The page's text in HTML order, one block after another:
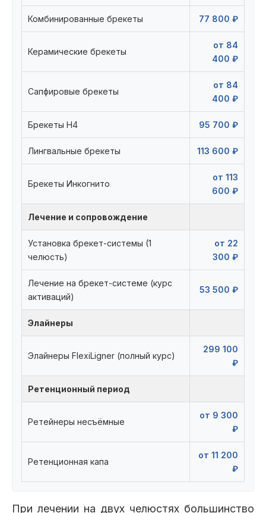
Комбинированные брекеты 77 800 ₽
Керамические брекеты
от 84
400 ₽
Сапфировые брекеты
от 84
400 ₽
Брекеты H4 95 700 ₽
Лингвальные брекеты 113 600 ₽
Брекеты Инкогнито
от 113
600 ₽
Лечение и сопровождение
Установка брекет-системы (1
челюсть)
от 22
300 ₽
Лечение на брекет-системе (курс
активаций)
53 500 ₽
Элайнеры
Элайнеры FlexiLigner (полный курс)
299 100
₽
Ретенционный период
Ретейнеры несъёмные
от 9 300
₽
Ретенционная капа
от 11 200
₽
При лечении на двух челюстях большинство